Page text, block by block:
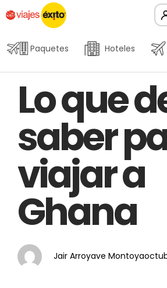
Paquetes Hoteles
Lo que
saber
viajar a
Ghana
Jair Arroyave Montoya
on: